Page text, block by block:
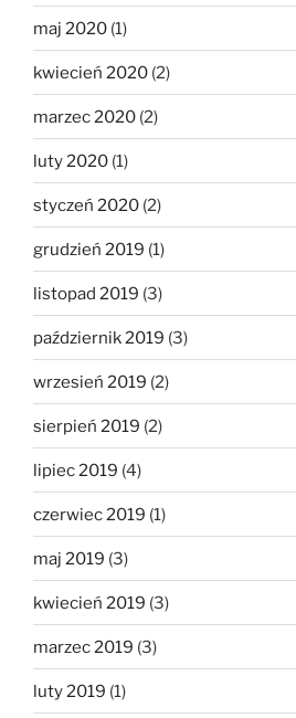
maj 2020 (1)
kwiecień 2020 (2)
marzec 2020 (2)
luty 2020 (1)
styczeń 2020 (2)
grudzień 2019 (1)
listopad 2019 (3)
październik 2019 (3)
wrzesień 2019 (2)
sierpień 2019 (2)
lipiec 2019 (4)
czerwiec 2019 (1)
maj 2019 (3)
kwiecień 2019 (3)
marzec 2019 (3)
luty 2019 (1)